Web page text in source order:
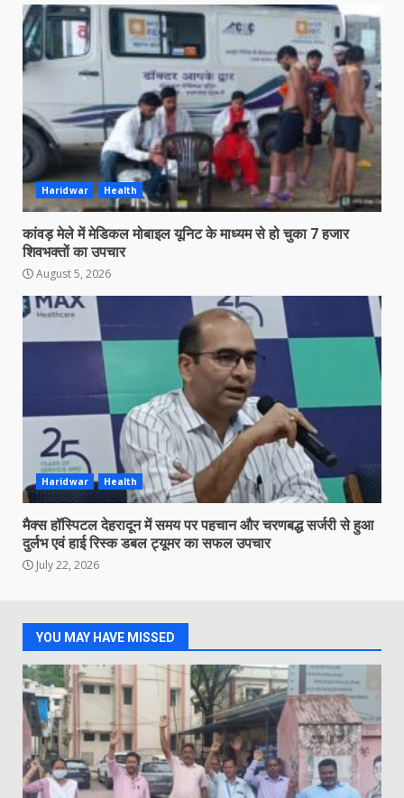
Haridwar Health
कांवड़ मेले में मेडिकल मोबाइल यूनिट के माध्यम से हो चुका 7 हजार
शिवभक्तों का उपचार
August 5, 2026
Haridwar Health
मैक्स हॉस्पिटल देहरादून में समय पर पहचान और चरणबद्ध सर्जरी से हुआ
दुर्लभ एवं हाई रिस्क डबल ट्यूमर का सफल उपचार
July 22, 2026
YOU MAY HAVE MISSED